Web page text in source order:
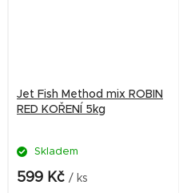
Jet Fish Method mix ROBIN
RED KOŘENÍ 5kg
Skladem
599 Kč / ks